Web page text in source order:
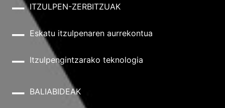
ITZULPEN-ZERBITZUAK
Eskatu itzulpenaren aurrekontua
Itzulpengintzarako teknologia
BALIABIDEAK